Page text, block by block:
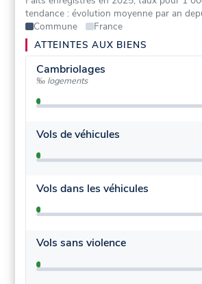
tendance : évolution moyenne par an
Commune
France
ATTEINTES AUX BIENS
Cambriolages
‰ logements
Vols de véhicules
Vols dans les véhicules
Vols sans violence